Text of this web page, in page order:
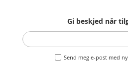
Gi beskjed når
Send meg e-post med